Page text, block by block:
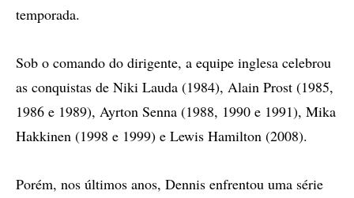
temporada.
Sob o comando do dirigente, a equipe inglesa celebrou
as conquistas de Niki Lauda (1984), Alain Prost (1985,
1986 e 1989), Ayrton Senna (1988, 1990 e 1991), Mika
Hakkinen (1998 e 1999) e Lewis Hamilton (2008).
Porém, nos últimos anos, Dennis enfrentou uma série